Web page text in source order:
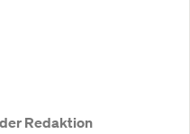
Redaktion